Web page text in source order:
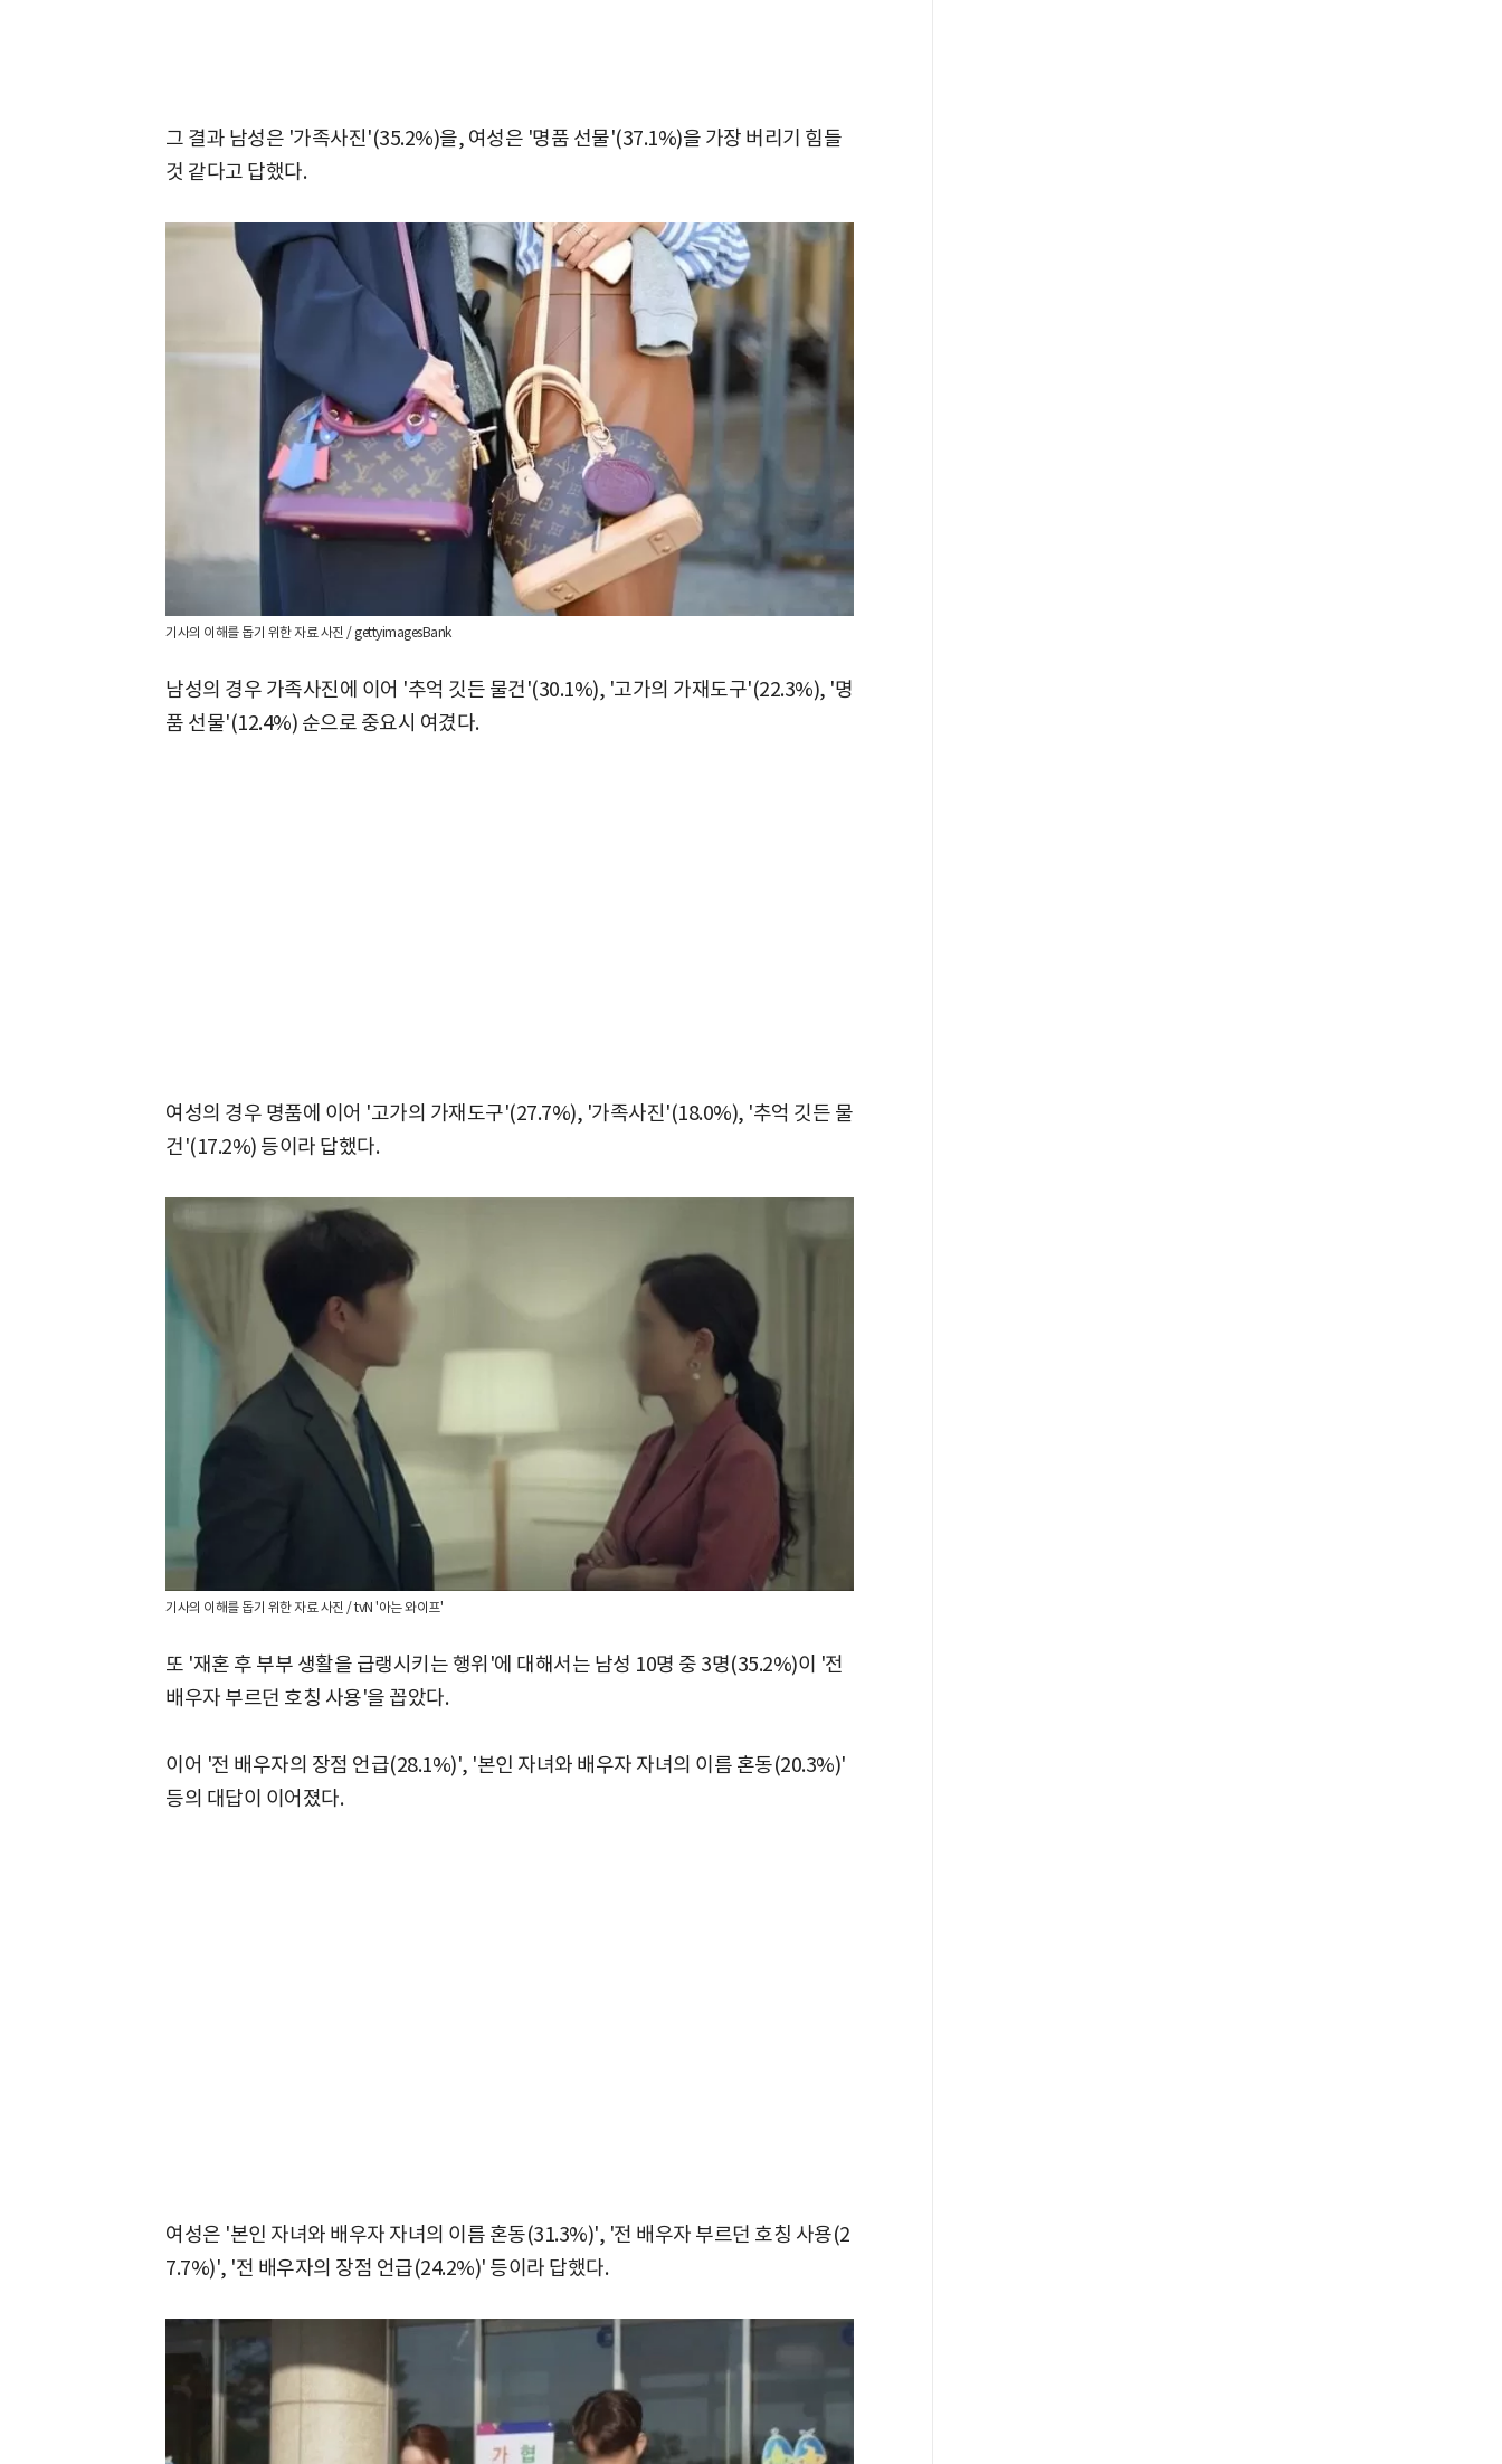
그 결과 남성은 '가족사진'(35.2%)을, 여성은 '명품 선물'(37.1%)을 가장 버리기 힘들
것 같다고 답했다.
기사의 이해를 돕기 위한 자료 사진 / gettyimagesBank
남성의 경우 가족사진에 이어 '추억 깃든 물건'(30.1%), '고가의 가재도구'(22.3%), '명
품 선물'(12.4%) 순으로 중요시 여겼다.
여성의 경우 명품에 이어 '고가의 가재도구'(27.7%), '가족사진'(18.0%), '추억 깃든 물
건'(17.2%) 등이라 답했다.
기사의 이해를 돕기 위한 자료 사진 / tvN '아는 와이프'
또 '재혼 후 부부 생활을 급랭시키는 행위'에 대해서는 남성 10명 중 3명(35.2%)이 '전
배우자 부르던 호칭 사용'을 꼽았다.
이어 '전 배우자의 장점 언급(28.1%)', '본인 자녀와 배우자 자녀의 이름 혼동(20.3%)'
등의 대답이 이어졌다.
여성은 '본인 자녀와 배우자 자녀의 이름 혼동(31.3%)', '전 배우자 부르던 호칭 사용(2
7.7%)', '전 배우자의 장점 언급(24.2%)' 등이라 답했다.